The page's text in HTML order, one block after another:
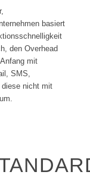
basiert
den Overhead
mit
SMS,
nicht mit